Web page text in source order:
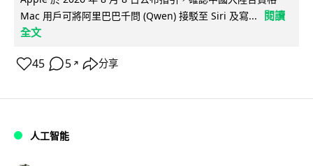
Mac 用戶可將阿里巴巴千問 (Qwen) 接駁至 Siri 及寫...
閱讀
全文
45 5 ↗ 分享
人工智能